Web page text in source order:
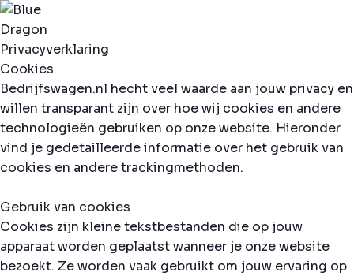
Privacyverklaring
Cookies
Bedrijfswagen.nl hecht veel waarde aan jouw privacy en
willen transparant zijn over hoe wij cookies en andere
technologieën gebruiken op onze website. Hieronder
vind je gedetailleerde informatie over het gebruik van
cookies en andere trackingmethoden.
Gebruik van cookies
Cookies zijn kleine tekstbestanden die op jouw
apparaat worden geplaatst wanneer je onze website
bezoekt. Ze worden vaak gebruikt om jouw ervaring op